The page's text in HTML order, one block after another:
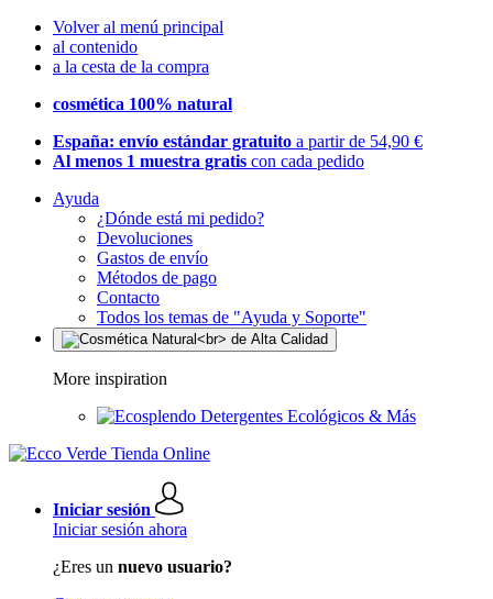
Volver al menú principal
al contenido
a la cesta de la compra
cosmética 100% natural
España: envío estándar gratuito a partir de 54,90 €
Al menos 1 muestra gratis con cada pedido
Ayuda
¿Dónde está mi pedido?
Devoluciones
Gastos de envío
Métodos de pago
Contacto
Todos los temas de "Ayuda y Soporte"
More inspiration
Detergentes Ecológicos & Más
Iniciar sesión
Iniciar sesión ahora
¿Eres un nuevo usuario?